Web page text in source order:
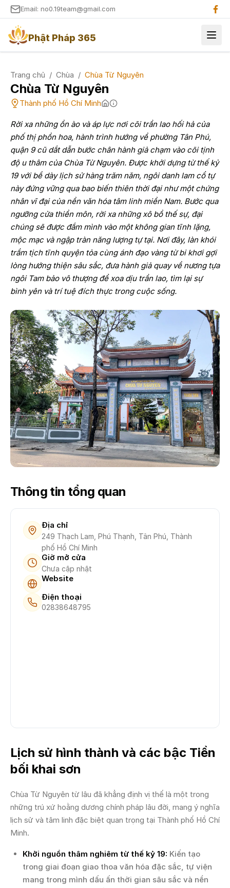
Email: no0.19team@gmail.com
Phật Pháp 365
Trang chủ / Chùa / Chùa Từ Nguyên
Chùa Từ Nguyên
Thành phố Hồ Chí Minh
Rời xa những ồn ào và áp lực nơi cõi trần lao hối hả của
phố thị phồn hoa, hành trình hướng về phường Tân Phú,
quận 9 cũ dắt dẫn bước chân hành giả chạm vào cõi tịnh
độ u thâm của Chùa Từ Nguyên. Được khởi dựng từ thế kỷ
19 với bề dày lịch sử hàng trăm năm, ngôi danh lam cổ tự
này đứng vững qua bao biến thiên thời đại như một chứng
nhân vĩ đại của nền văn hóa tâm linh miền Nam. Bước qua
ngưỡng cửa thiền môn, rời xa những xô bồ thế sự, đại
chúng sẽ được đắm mình vào một không gian tĩnh lặng,
mộc mạc và ngập tràn năng lượng tự tại. Nơi đây, làn khói
trầm tịch tĩnh quyện tỏa cùng ánh đạo vàng từ bi khơi gợi
lòng hướng thiện sâu sắc, đưa hành giả quay về nương tựa
ngôi Tam bảo vô thượng để xoa dịu trần lao, tìm lại sự
bình yên và trí tuệ đích thực trong cuộc sống.
Thông tin tổng quan
Địa chỉ
249 Thạch Lam, Phú Thạnh, Tân Phú, Thành
phố Hồ Chí Minh
Giờ mở cửa
Chưa cập nhật
Website
Điện thoại
02838648795
Lịch sử hình thành và các bậc Tiền
bối khai sơn
Chùa Từ Nguyên từ lâu đã khẳng định vị thế là một trong
những trú xứ hoằng dương chính pháp lâu đời, mang ý nghĩa
lịch sử và tâm linh đặc biệt quan trọng tại Thành phố Hồ Chí
Minh.
Khởi nguồn thâm nghiêm từ thế kỷ 19: Kiến tạo
trong giai đoạn giao thoa văn hóa đặc sắc, tự viện
mang trong mình dấu ấn thời gian sâu sắc và nền